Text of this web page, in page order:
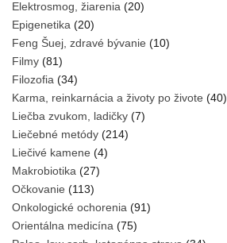
Elektrosmog, žiarenia (20)
Epigenetika (20)
Feng Šuej, zdravé bývanie (10)
Filmy (81)
Filozofia (34)
Karma, reinkarnácia a životy po živote (40)
Liečba zvukom, ladičky (7)
Liečebné metódy (214)
Liečivé kamene (4)
Makrobiotika (27)
Očkovanie (113)
Onkologické ochorenia (91)
Orientálna medicína (75)